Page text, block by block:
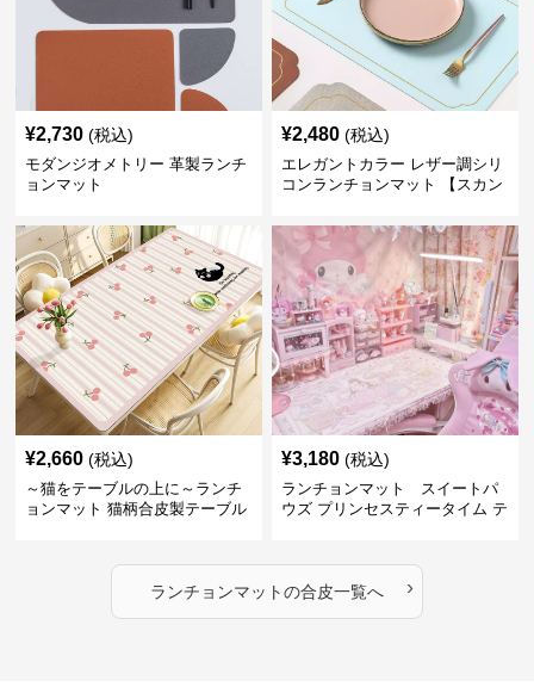
¥2,730 (税込)
モダンジオメトリー 革製ランチ
ョンマット
¥2,480 (税込)
エレガントカラー レザー調シリ
コンランチョンマット 【スカン
¥2,660 (税込)
～猫をテーブルの上に～ランチ
ョンマット 猫柄合皮製テーブル
トセール皆様に良さを知ってほ
しい～ ～緊急300円引き～
¥3,180 (税込)
ランチョンマット スイートパ
ウズ プリンセスティータイム テ
ランチョンマットの合皮一覧へ ›